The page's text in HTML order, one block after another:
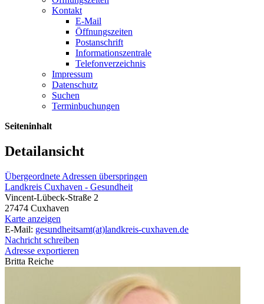
Kontakt
E-Mail
Öffnungszeiten
Postanschrift
Informationszentrale
Telefonverzeichnis
Impressum
Datenschutz
Suchen
Terminbuchungen
Seiteninhalt
Detailansicht
Übergeordnete Adressen überspringen
Landkreis Cuxhaven - Gesundheit
Vincent-Lübeck-Straße 2
27474 Cuxhaven
Karte anzeigen
E-Mail: gesundheitsamt(at)landkreis-cuxhaven.de
Nachricht schreiben
Adresse exportieren
Britta Reiche